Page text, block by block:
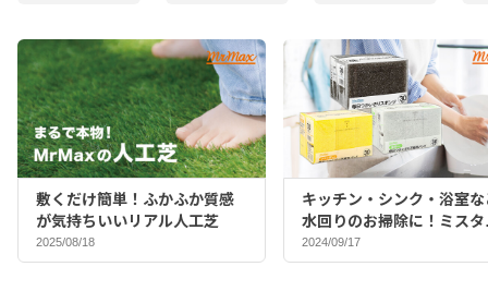
敷くだけ簡単！ふかふか質感
が気持ちいいリアル人工芝
2025/08/18
キッチン・シンク・浴室な
水回りのお掃除に！ミスタ
マックスバイヤーおすすめ
ポンジ♪
2024/09/17